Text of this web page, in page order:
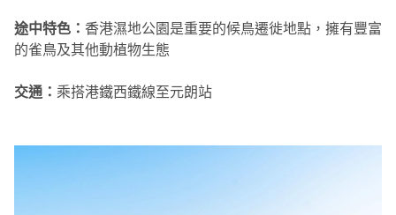
途中特色： 香港濕地公園是重要的候鳥遷徙地點，擁有豐富
的雀鳥及其他動植物生態
交通： 乘搭港鐵西鐵線至元朗站